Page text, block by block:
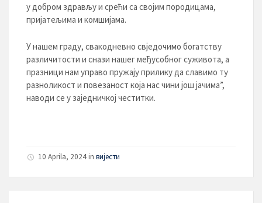
у добром здрављу и срећи са својим породицама,
пријатељима и комшијама.
У нашем граду, свакодневно свједочимо богатству
различитости и снази нашег међусобног суживота, а
празници нам управо пружају прилику да славимо ту
разноликост и повезаност која нас чини још јачима”,
наводи се у заједничкој честитки.
10 Aprila, 2024 in вијести